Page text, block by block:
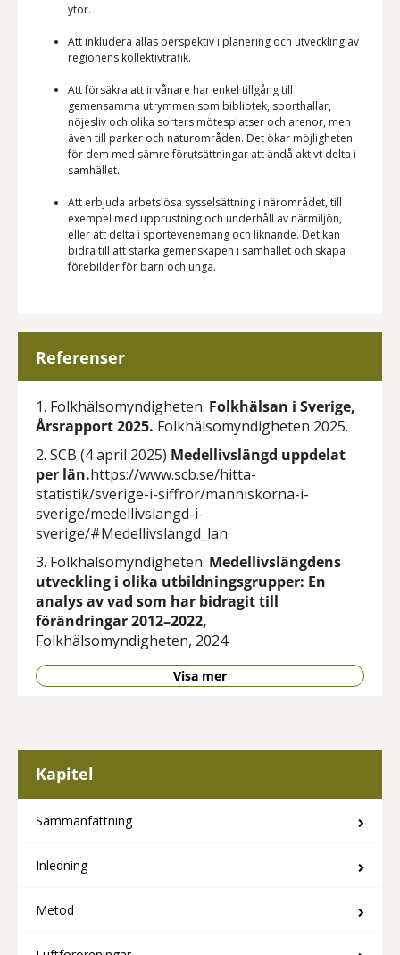
ytor.
Att inkludera allas perspektiv i planering och utveckling av
regionens kollektivtrafik.
Att försäkra att invånare har enkel tillgång till
gemensamma utrymmen som bibliotek, sporthallar,
nöjesliv och olika sorters mötesplatser och arenor, men
även till parker och naturområden. Det ökar möjligheten
för dem med sämre förutsättningar att ändå aktivt delta i
samhället.
Att erbjuda arbetslösa sysselsättning i närområdet, till
exempel med upprustning och underhåll av närmiljön,
eller att delta i sportevenemang och liknande. Det kan
bidra till att stärka gemenskapen i samhället och skapa
förebilder för barn och unga.
Referenser
1. Folkhälsomyndigheten. Folkhälsan i Sverige,
Årsrapport 2025. Folkhälsomyndigheten 2025.
2. SCB (4 april 2025) Medellivslängd uppdelat
per län.https://www.scb.se/hitta-
statistik/sverige-i-siffror/manniskorna-i-
sverige/medellivslangd-i-
sverige/#Medellivslangd_lan
3. Folkhälsomyndigheten. Medellivslängdens
utveckling i olika utbildningsgrupper: En
analys av vad som har bidragit till
förändringar 2012–2022,
Folkhälsomyndigheten, 2024
Visa mer
Kapitel
Sammanfattning
Inledning
Metod